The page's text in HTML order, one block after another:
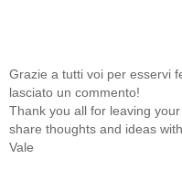
Grazie a tutti voi per esservi
lasciato un commento!
Thank you all for leaving
share thoughts and ideas
Vale